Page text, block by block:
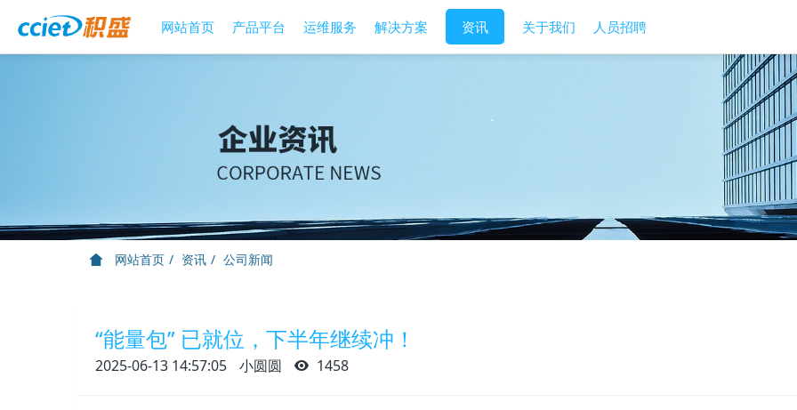
网站首页 产品平台 运维服务 解决方案 资讯 关于我们 人员招聘
网站首页 资讯 公司新闻
“能量包” 已就位，下半年继续冲！
2025-06-13 14:57:05 小圆圆 1458